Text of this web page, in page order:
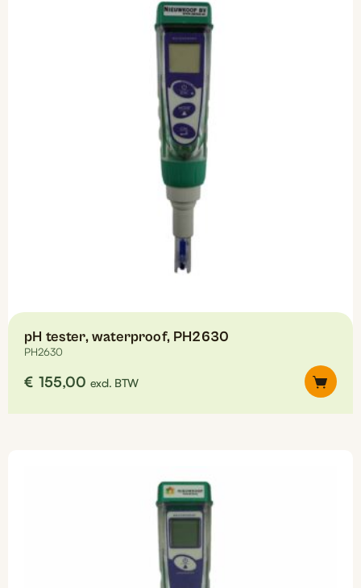
pH tester, waterproof, PH2630
PH2630
€ 155,00 excl. BTW